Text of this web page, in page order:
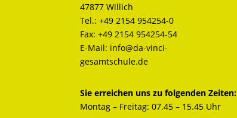
47877 Willich
Tel.:+49 2154 954254-0
Fax:+49 2154 954254-54
E-Mail: info@da-vinci-
gesamtschule.de
Sie erreichen uns zu folgenden Zeiten:
Montag – Freitag: 07.45 – 15.45 Uhr